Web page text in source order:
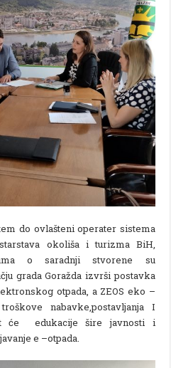
do ovlašteni operater sistema
okoliša i turizma BiH,
o saradnji stvorene su
grada Goražda izvrši postavka
otpada, a ZEOS eko –
nabavke,postavljanja I
će edukacije šire javnosti i
e –otpada.